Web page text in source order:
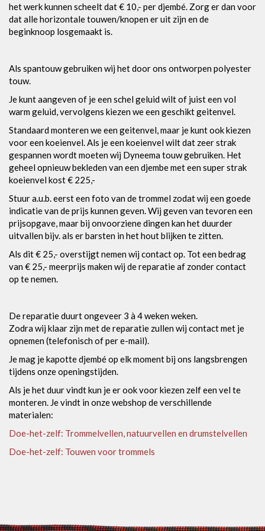
het werk kunnen scheelt dat € 10,- per djembé. Zorg er dan voor
dat alle horizontale touwen/knopen er uit zijn en de
beginknoop losgemaakt is.
Als spantouw gebruiken wij het door ons ontworpen polyester
touw.
Je kunt aangeven of je een schel geluid wilt of juist een vol
warm geluid, vervolgens kiezen we een geschikt geitenvel.
Standaard monteren we een geitenvel, maar je kunt ook kiezen
voor een koeienvel. Als je een koeienvel wilt dat zeer strak
gespannen wordt moeten wij Dyneema touw gebruiken. Het
geheel opnieuw bekleden van een djembe met een super strak
koeienvel kost € 225,-
Stuur a.u.b. eerst een foto van de trommel zodat wij een goede
indicatie van de prijs kunnen geven. Wij geven van tevoren een
prijsopgave, maar bij onvoorziene dingen kan het duurder
uitvallen bijv. als er barsten in het hout blijken te zitten.
Als dit € 25,- overstijgt nemen wij contact op. Tot een bedrag
van € 25,- meerprijs maken wij de reparatie af zonder contact
op te nemen.
De reparatie duurt ongeveer 3 à 4 weken weken.
Zodra wij klaar zijn met de reparatie zullen wij contact met je
opnemen (telefonisch of per e-mail).
Je mag je kapotte djembé op elk moment bij ons langsbrengen
tijdens onze openingstijden.
Als je het duur vindt kun je er ook voor kiezen zelf een vel te
monteren. Je vindt in onze webshop de verschillende
materialen:
Doe-het-zelf: Trommelvellen, natuurvellen en drumstelvellen
Doe-het-zelf: Touwen voor trommels